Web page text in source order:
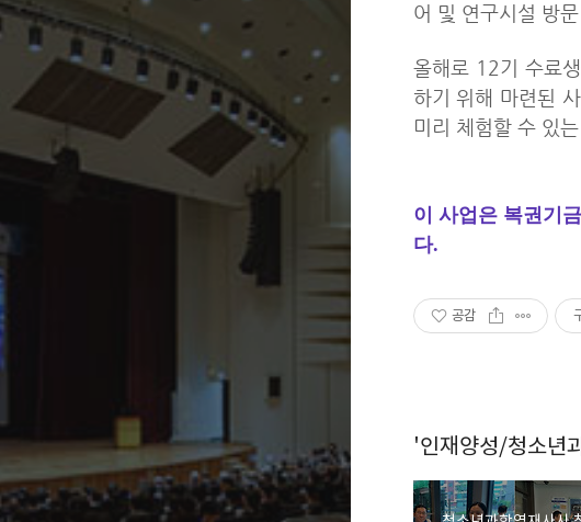
어 및 연구시설 방
올해로 12기 수료
하기 위해 마련된
미리 체험할 수 있
이 사업은 복권기
다.
공감
'인재양성/청소년